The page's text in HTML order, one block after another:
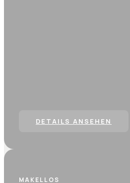
DETAILS ANSEHEN
MAKELLOS